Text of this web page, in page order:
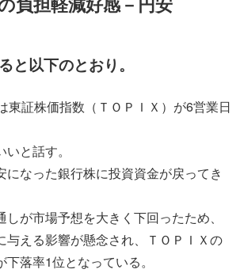
と以下のとおり。
東証株価指数（ＴＯＰＩＸ）が6営業日
と話す。
なった銀行株に投資資金が戻ってき
が市場予想を大きく下回ったため、
与える影響が懸念され、ＴＯＰＩＸの
落率1位となっている。